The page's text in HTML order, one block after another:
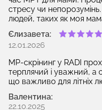
стресу чи
людей, таких як моя
Єлизавета:
12.01.2026
МР-скрінинг у RADI
терплячий і уважний, а
що важливо для літніх
Валентина:
22.10.2025